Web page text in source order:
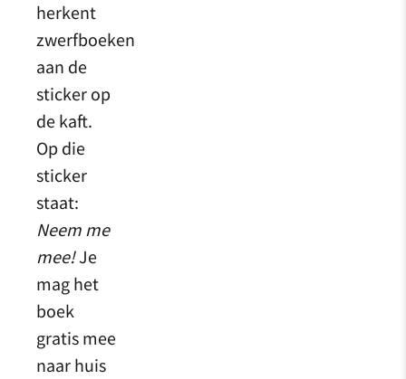
herkent
zwerfboeken
aan de
sticker op
de kaft.
Op die
sticker
staat:
Neem me
mee!Je
mag het
boek
gratis mee
naar huis